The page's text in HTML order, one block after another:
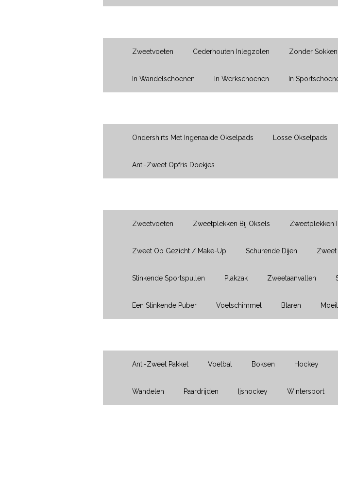
Zweetvoeten Cederhouten Inlegzolen Zonder
In Wandelschoenen In Werkschoenen In
Ondershirts Met Ingenaaide Okselpads Losse Okselpads
Anti-Zweet Opfris Doekjes
Zweetvoeten Zweetplekken Bij Oksels Zweetplekken
Zweet Op Gezicht / Make-Up Schurende Dijen Zweet
Stinkende Sportspullen Plakzak Zweetaanvallen
Een Stinkende Puber Voetschimmel Blaren
Anti-Zweet Pakket Voetbal Boksen Hockey
Wandelen Paardrijden Ijshockey Wintersport